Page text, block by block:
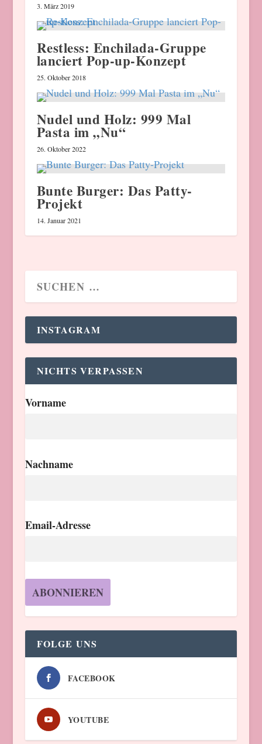
3. März 2019
Restless: Enchilada-Gruppe
lanciert Pop-up-Konzept
25. Oktober 2018
Nudel und Holz: 999 Mal
Pasta im „Nu“
26. Oktober 2022
Bunte Burger: Das Patty-
Projekt
14. Januar 2021
INSTAGRAM
NICHTS VERPASSEN
Vorname
Nachname
Email-Adresse
FOLGE UNS
FACEBOOK
YOUTUBE